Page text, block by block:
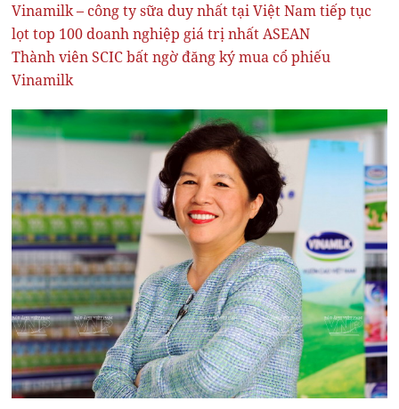
Vinamilk – công ty sữa duy nhất tại Việt Nam tiếp tục
lọt top 100 doanh nghiệp giá trị nhất ASEAN
Thành viên SCIC bất ngờ đăng ký mua cổ phiếu
Vinamilk